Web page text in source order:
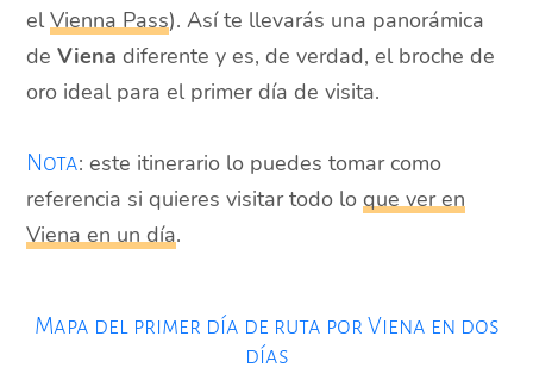
elVienna Pass). Así te llevarás una panorámica
deVienadiferente y es, de verdad, el broche de
oro ideal para el primer día de visita.
Nota: este itinerario lo puedes tomar como
referencia si quieres visitar todo loque ver en
Viena en un día.
Mapa del primer día de ruta por Viena en dos
días